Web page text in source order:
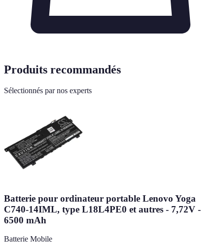
Produits recommandés
Sélectionnés par nos experts
Batterie pour ordinateur portable Lenovo Yoga
C740-14IML, type L18L4PE0 et autres - 7,72V -
6500 mAh
Batterie Mobile